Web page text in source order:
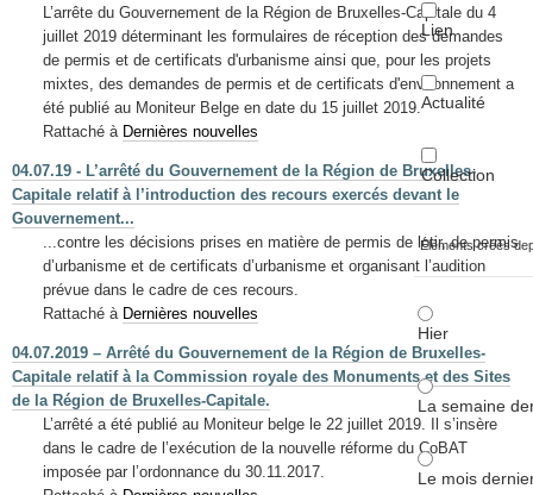
Lien
Actualité
Collection
Éléments créés
Hier
La semaine
Le mois
L’arrête du Gouvernement de la Région de Bruxelles-Capitale du 4
juillet 2019 déterminant les formulaires de réception des demandes
de permis et de certificats d'urbanisme ainsi que, pour les projets
mixtes, des demandes de permis et de certificats d'environnement a
été publié au Moniteur Belge en date du 15 juillet 2019.
Rattaché à Dernières nouvelles
04.07.19 - L’arrêté du Gouvernement de la Région de Bruxelles-
Capitale relatif à l’introduction des recours exercés devant le
Gouvernement...
...contre les décisions prises en matière de permis de lotir, de permis
d’urbanisme et de certificats d’urbanisme et organisant l’audition
prévue dans le cadre de ces recours.
Rattaché à Dernières nouvelles
04.07.2019 – Arrêté du Gouvernement de la Région de Bruxelles-
Capitale relatif à la Commission royale des Monuments et des Sites
de la Région de Bruxelles-Capitale.
L’arrêté a été publié au Moniteur belge le 22 juillet 2019. Il s’insère
dans le cadre de l’exécution de la nouvelle réforme du CoBAT
imposée par l’ordonnance du 30.11.2017.